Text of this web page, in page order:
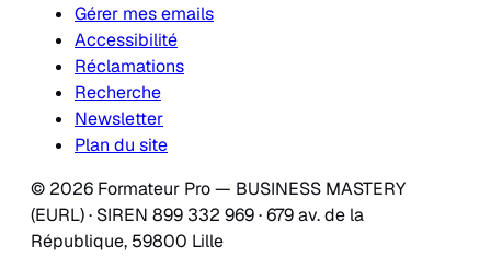
Gérer mes emails
Accessibilité
Réclamations
Recherche
Newsletter
Plan du site
© 2026 Formateur Pro — BUSINESS MASTERY
(EURL) · SIREN 899 332 969 · 679 av. de la
République, 59800 Lille